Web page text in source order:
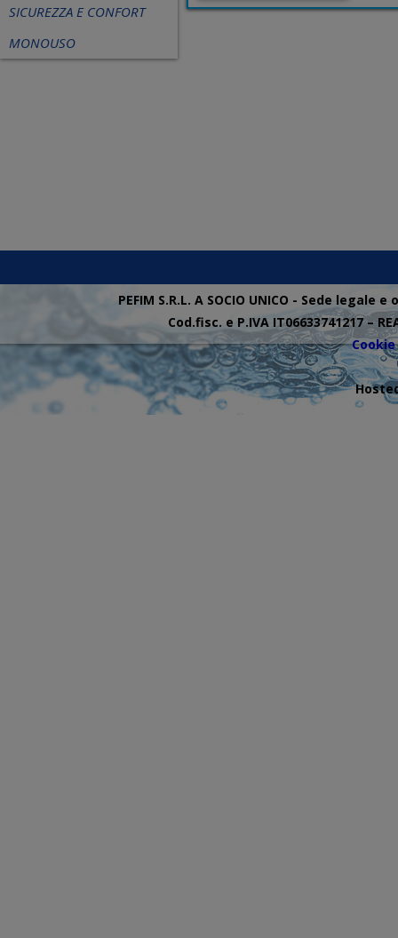
SICUREZZA E CONFORT
MONOUSO
PEFIM S.R.L. A SOCIO UNICO - Sede
Cod.fisc. e P.IVA IT06633741217 –